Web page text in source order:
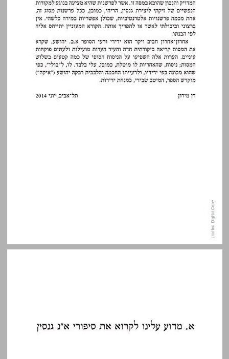
א. מדוע עלינו לקרוא את סיפורי א"נ גנסין ... 14